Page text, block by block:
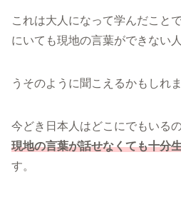
これは大人になって学んだこと
にいても現地の言葉ができない
うそのように聞こえるかもしれ
今どき日本人はどこにでもいるの
現地の言葉が話せなくても十分
す。